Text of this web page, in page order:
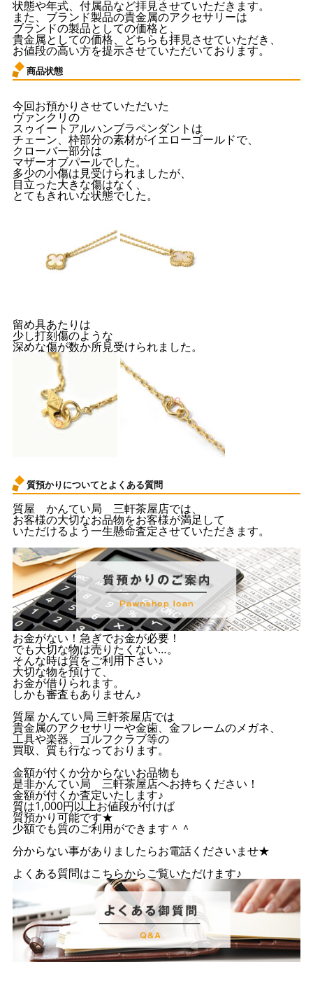
状態や年式、付属品など拝見させていただきます。
また、ブランド製品の貴金属のアクセサリーは
ブランドの製品としての価格と、
貴金属としての価格、どちらも拝見させていただき、
お値段の高い方を提示させていただいております。
商品状態
今回お預かりさせていただいた
ヴァンクリの
スゥイートアルハンブラペンダントは
チェーン、枠部分の素材がイエローゴールドで、
クローバー部分は
マザーオブパールでした。
多少の小傷は見受けられましたが、
目立った大きな傷はなく、
とてもきれいな状態でした。
留め具あたりは
少し打刻傷のような
深めな傷が数か所見受けられました。
質預かりについてとよくある質問
質屋 かんてい局 三軒茶屋店では、
お客様の大切なお品物をお客様が満足して
いただけるよう一生懸命査定させていただきます。
お金がない！急ぎでお金が必要！
でも大切な物は売りたくない…。
そんな時は質をご利用下さい♪
大切な物を預けて、
お金が借りられます。
しかも審査もありません♪
質屋 かんてい局 三軒茶屋店では
貴金属のアクセサリーや金歯、金フレームのメガネ、
工具や楽器、ゴルフクラブ等の
買取、質も行なっております。
金額が付くか分からないお品物も
是非かんてい局 三軒茶屋店へお持ちください！
金額が付くか査定いたします♪
質は1,000円以上お値段が付けば
質預かり可能です★
少額でも質のご利用ができます＾＾
分からない事がありましたらお電話くださいませ★
よくある質問はこちらからご覧いただけます♪